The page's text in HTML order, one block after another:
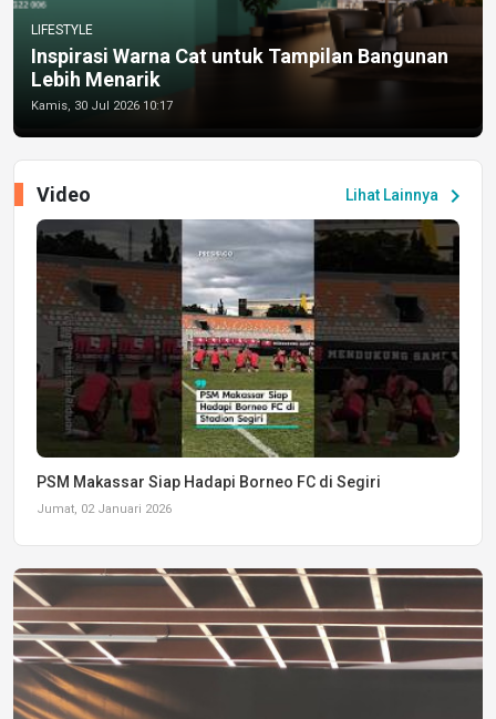
LIFESTYLE
Inspirasi Warna Cat untuk Tampilan Bangunan
Lebih Menarik
Kamis, 30 Jul 2026 10:17
Lihat Lainnya chevron_right
Video
PSM Makassar Siap Hadapi Borneo FC di Segiri
Jumat, 02 Januari 2026